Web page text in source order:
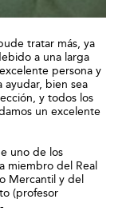
tratar más, ya
a una larga
persona y
ayudar, bien sea
y todos los
un excelente
uno de los
miembro del Real
Mercantil y del
(profesor